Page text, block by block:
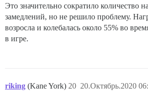
Это значительно сократило количество
замедлений, но не решило проблему.
возросла и колебалась около 55% во
в игре.
riking (Kane York) 20.Октябрь.2020
20